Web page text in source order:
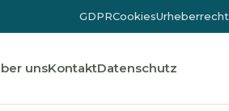
GDPRCookiesUrheberrecht
unsKontaktDatenschutz